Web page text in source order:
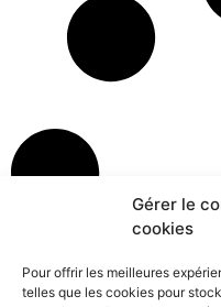
Gérer le
cookies
Pour offrir les meilleures
telles que les cookies pour